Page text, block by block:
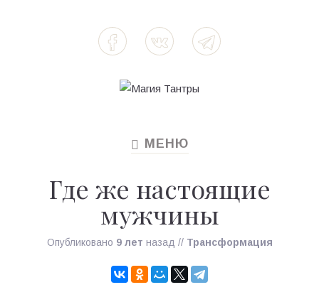
TOGGLE
МЕНЮ
Где же настоящие
мужчины
Опубликовано 9 лет назад // Трансформация